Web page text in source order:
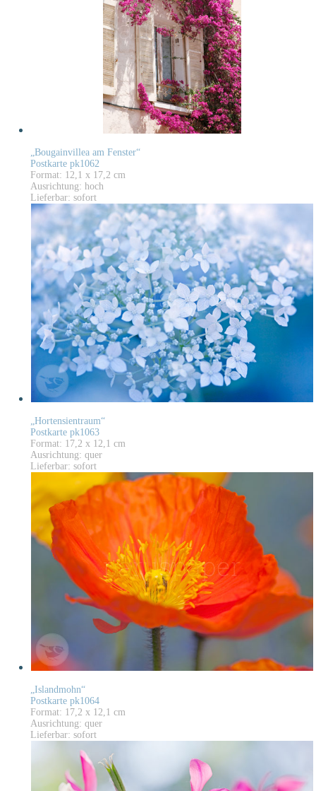
„Bougainvillea am Fenster“
Postkarte pk1062
Format: 12,1 x 17,2 cm
Ausrichtung: hoch
Lieferbar: sofort
„Hortensientraum“
Postkarte pk1063
Format: 17,2 x 12,1 cm
Ausrichtung: quer
Lieferbar: sofort
„Islandmohn“
Postkarte pk1064
Format: 17,2 x 12,1 cm
Ausrichtung: quer
Lieferbar: sofort